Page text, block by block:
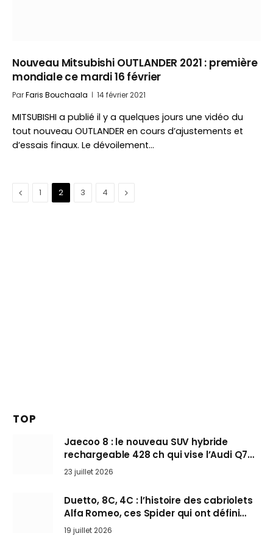
Nouveau Mitsubishi OUTLANDER 2021 : première
mondiale ce mardi 16 février
ParFaris Bouchaala 14 février 2021
MITSUBISHI a publié il y a quelques jours une vidéo du
tout nouveau OUTLANDER en cours d’ajustements et
d’essais finaux. Le dévoilement…
Précédent
1 2 3 4 Suivant
TOP
Jaecoo 8 : le nouveau SUV hybride
rechargeable 428 ch qui vise l’Audi Q7
arrive en Europe cet automne
23 juillet 2026
Duetto, 8C, 4C : l’histoire des cabriolets
Alfa Romeo, ces Spider qui ont défini
l’art de rouler cheveux au vent
19 juillet 2026